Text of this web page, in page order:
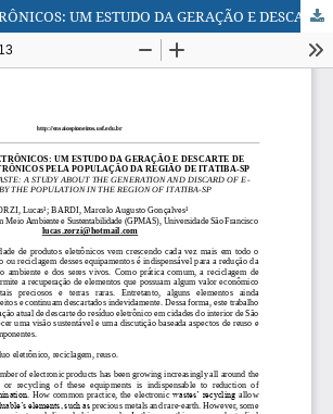
RESÍDUOS ELETRÔNICOS: UM ESTUDO DA GERAÇÃO E DESCARTE DE RESÍDUOS ELETRÔNICOS PELA POPULAÇÃO DA REGIÃO DE ITATIBA-SP